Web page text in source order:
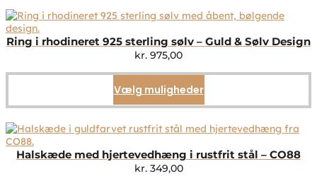
Ring i rhodineret 925 sterling sølv – Guld & Sølv Design
kr. 975,00
Vælg mulighederDette
vare
flere
Mulighederne
Halskæde med hjertevedhæng i rustfrit stål – CO88
kr.349,00